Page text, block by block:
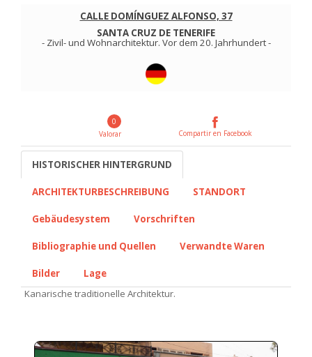
CALLE DOMÍNGUEZ ALFONSO, 37
SANTA CRUZ DE TENERIFE
- Zivil- und Wohnarchitektur. Vor dem 20. Jahrhundert-
0
Valorar
Compartir en Facebook
HISTORISCHER HINTERGRUND
ARCHITEKTURBESCHREIBUNG STANDORT
Gebäudesystem Vorschriften
Bibliographie und Quellen Verwandte Waren
Bilder
Lage
Kanarische traditionelle Architektur.